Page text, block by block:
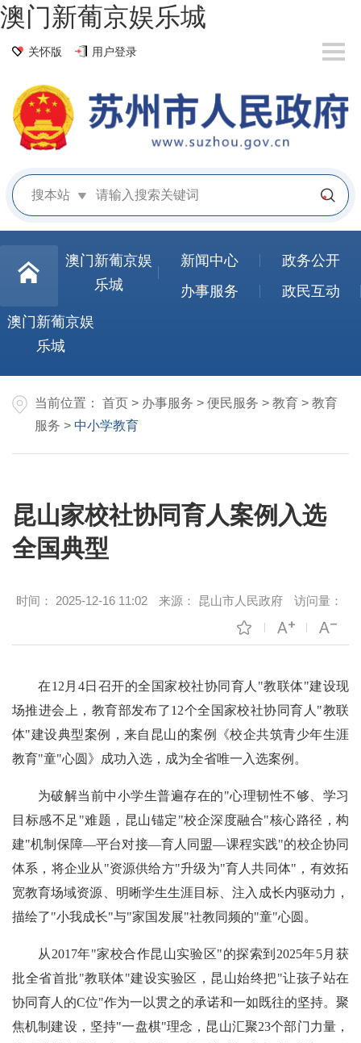
澳门新葡京娱乐城
关怀版 用户登录
搜本站
澳门新葡京娱
乐城
新闻中心
政务公开
办事服务
政民互动
澳门新葡京娱
乐城
当前位置： 首页 > 办事服务 > 便民服务 > 教育 > 教育
服务 > 中小学教育
昆山家校社协同育人案例入选
全国典型
时间： 2025-12-16 11:02 来源： 昆山市人民政府 访问量：
在12月4日召开的全国家校社协同育人"教联体"建设现
场推进会上，教育部发布了12个全国家校社协同育人"教联
体"建设典型案例，来自昆山的案例《校企共筑青少年生涯
教育"童"心圆》成功入选，成为全省唯一入选案例。
为破解当前中小学生普遍存在的"心理韧性不够、学习
目标感不足"难题，昆山锚定"校企深度融合"核心路径，构
建"机制保障—平台对接—育人同盟—课程实践"的校企协同
体系，将企业从"资源供给方"升级为"育人共同体"，有效拓
宽教育场域资源、明晰学生生涯目标、注入成长内驱动力，
描绘了"小我成长"与"家国发展"社教同频的"童"心圆。
从2017年"家校合作昆山实验区"的探索到2025年5月获
批全省首批"教联体"建设实验区，昆山始终把"让孩子站在
协同育人的C位"作为一以贯之的承诺和一如既往的坚持。聚
焦机制建设，坚持"一盘棋"理念，昆山汇聚23个部门力量，